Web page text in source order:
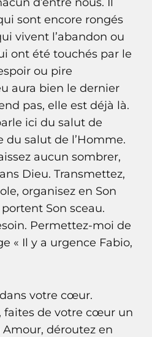
sont encore rongés
vivent l’abandon ou
ont été touchés par le
ou pire
aura bien le dernier
pas, elle est déjà là.
ici du salut de
du salut de l’Homme.
aucun sombrer,
Dieu. Transmettez,
organisez en Son
Son sceau.
Permettez-moi de
« Il y a urgence Fabio,
votre cœur.
faites de votre cœur un
déroutez en